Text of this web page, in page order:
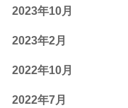
2023年10月
2023年2月
2022年10月
2022年7月